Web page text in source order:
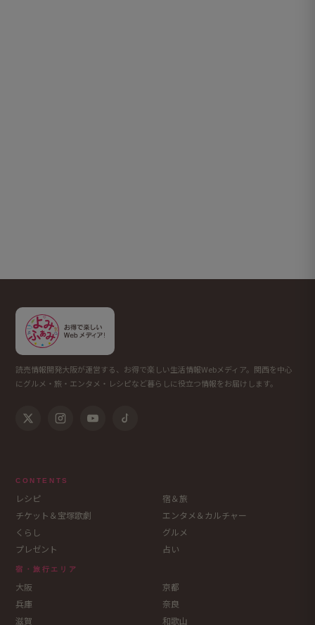
読売情報開発大阪が運営する、お得で楽しい生活情報Webメディア。関西を中心
にグルメ・旅・エンタメ・レシピなど暮らしに役立つ情報をお届けします。
CONTENTS
レシピ
宿＆旅
チケット＆宝塚歌劇
エンタメ＆カルチャー
くらし
グルメ
プレゼント
占い
宿・旅行エリア
大阪
京都
兵庫
奈良
滋賀
和歌山